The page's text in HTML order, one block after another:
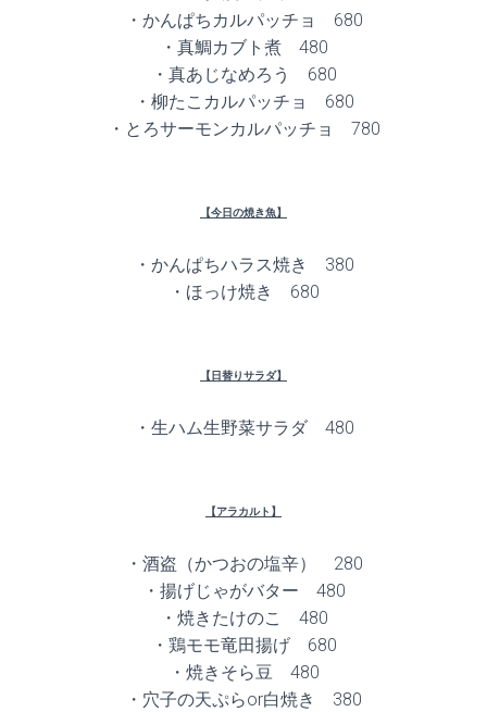
・かんぱちカルパッチョ 680
・真鯛カブト煮 480
・真あじなめろう 680
・柳たこカルパッチョ 680
・とろサーモンカルパッチョ 780
【今日の焼き魚】
・かんぱちハラス焼き 380
・ほっけ焼き 680
【日替りサラダ】
・生ハム生野菜サラダ 480
【アラカルト】
・酒盗（かつおの塩辛） 280
・揚げじゃがバター 480
・焼きたけのこ 480
・鶏モモ竜田揚げ 680
・焼きそら豆 480
・穴子の天ぷらor白焼き 380